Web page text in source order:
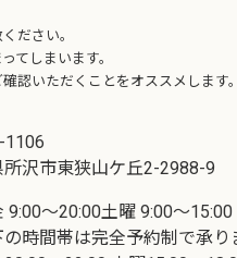
ださい。
てしまいます。
認いただくことをオススメします。
1106
所沢市東狭山ケ丘2-2988-9
9:00～20:00土曜 9:00～15:00
時間帯は完全予約制で承り